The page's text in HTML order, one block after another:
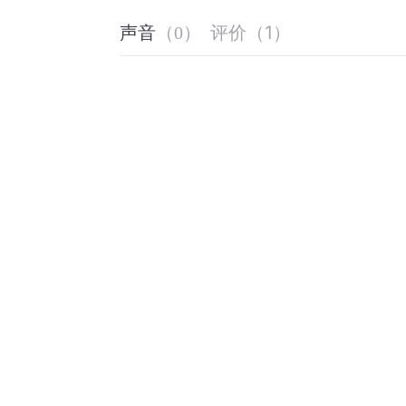
声音 （0） 评价 （1 ）